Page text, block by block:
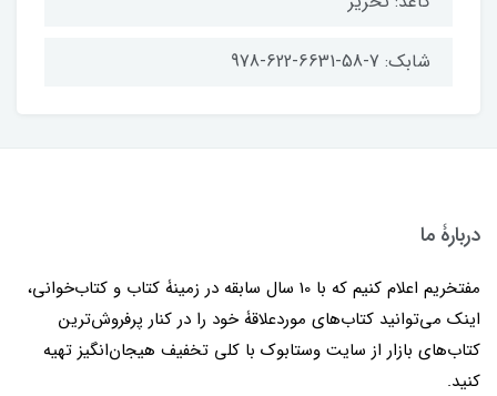
شابک: 7-58-6631-622-978
دربارۀ ما
مفتخریم اعلام کنیم که با 10 سال سابقه در زمینۀ کتاب و کتاب‌خوانی،
اینک می‌توانید کتاب‌های موردعلاقۀ خود را در کنار پرفروش‌ترین
کتاب‌های بازار از سایت وستابوک با کلی تخفیف هیجان‌انگیز تهیه
کنید.